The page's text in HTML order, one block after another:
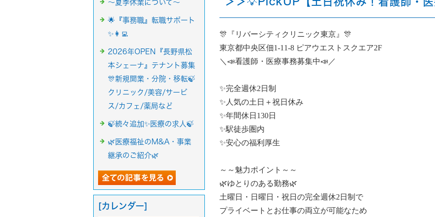
🎊『リバーシティクリニック東京』🎊
東京都中央区佃1-11-8 ピアウエストスクエア2F
＼📣看護師・医療事務募集中📣／
✨完全週休2日制
✨人気の土日＋祝日休み
✨年間休日130日
✨駅徒歩圏内
✨安心の福利厚生
～～魅力ポイント～～
🌿ゆとりのある勤務🌿
土曜日・日曜日・祝日の完全週休2日制で
プライベートとお仕事の両立が可能なため
～夏季休業について～
🌟『事務職』転職サポート
✨👩‍💻
2026年OPEN『長野県松
本シェーナ』テナント募集
🎊新規開業・分院・移転🍃
クリニック/美容/サービ
ス/カフェ/薬局など
🍃続々追加✨医療の求人🍃
🌿医療福祉のM&A・事業
継承のご紹介🌿
[カレンダー]